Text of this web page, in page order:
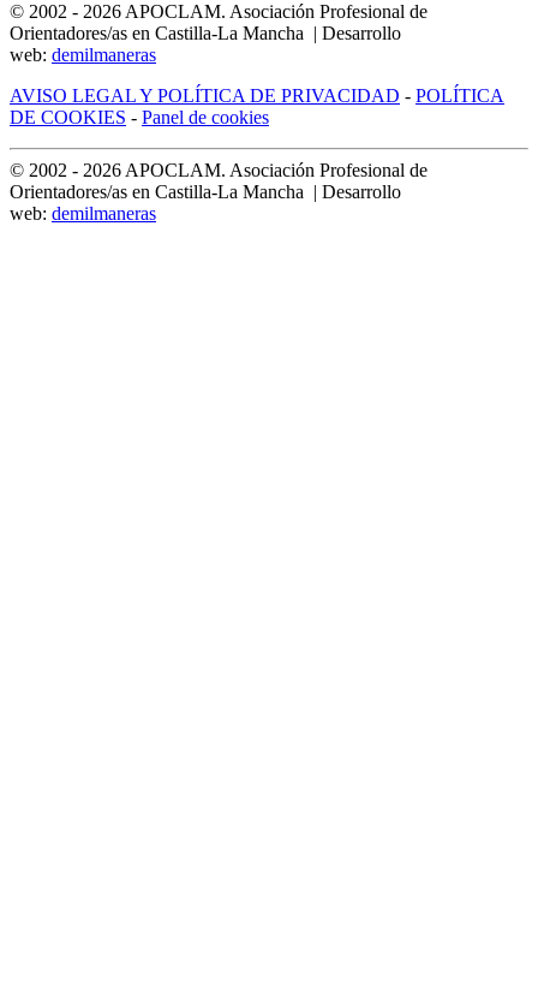
© 2002 - 2026 APOCLAM. Asociación Profesional de
Orientadores/as en Castilla-La Mancha | Desarrollo
web: demilmaneras
AVISO LEGAL Y POLÍTICA DE PRIVACIDAD - POLÍTICA
DE COOKIES - Panel de cookies
© 2002 - 2026 APOCLAM. Asociación Profesional de
Orientadores/as en Castilla-La Mancha | Desarrollo
web: demilmaneras